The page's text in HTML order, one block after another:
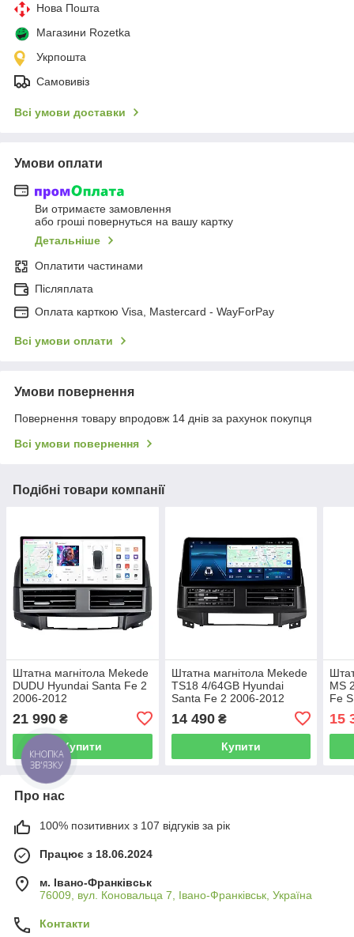
Нова Пошта
Магазини Rozetka
Укрпошта
Самовивіз
Всі умови доставки
Умови оплати
Ви отримаєте замовлення
або гроші повернуться на вашу картку
Детальніше
Оплатити частинами
Післяплата
Оплата карткою Visa, Mastercard - WayForPay
Всі умови оплати
Умови повернення
Повернення товару впродовж 14 днів за рахунок покупця
Всі умови повернення
Подібні товари компанії
Штатна магнітола Mekede
DUDU Hyundai Santa Fe 2
2006-2012
21 990 ₴
Купити
Штатна магнітола Mekede
TS18 4/64GB Hyundai
Santa Fe 2 2006-2012
14 490₴
Купити
MS
Fe
15
Про нас
100% позитивних з 107 відгуків за рік
Працює з 18.06.2024
м. Івано-Франківськ
76009, вул. Коновальца 7, Івано-Франківськ, Україна
Контакти
КНОПКА
ЗВ'ЯЗКУ